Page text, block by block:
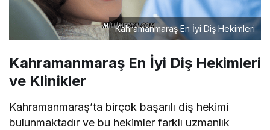
Kahramanmaraş En İyi Diş Hekimleri
Kahramanmaraş En İyi Diş Hekimleri
ve Klinikler
Kahramanmaraş’ta birçok başarılı diş hekimi
bulunmaktadır ve bu hekimler farklı uzmanlık